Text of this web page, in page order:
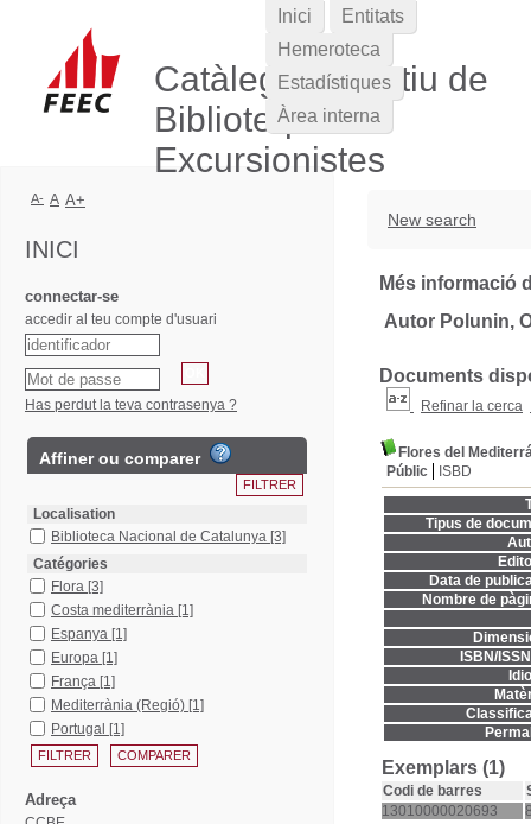
Catàleg Col·lectiu de
Biblioteques
Excursionistes
New search
Més informació
Autor Polunin,
Documents
Refinar la cerca
Flores del
Públic
ISBD
Tipus de
Data de
Nombre de
ISBN/
Exemplars (1)
Codi de barres
13010000020693
Inici
Entitats
Hemeroteca
Estadístiques
Àrea interna
A- A A+
INICI
connectar-se
accedir al teu compte d'usuari
Has perdut la teva contrasenya ?
Affiner ou comparer
Localisation
Biblioteca Nacional de Catalunya [3]
Catégories
Flora [3]
Costa mediterrània [1]
Espanya [1]
Europa [1]
França [1]
Mediterrània (Regió) [1]
Portugal [1]
Adreça